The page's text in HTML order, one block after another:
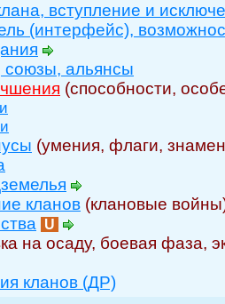
вступление и
(интерфейс),
союзы, альянсы
(способности,
(умения, флаги,
кланов (клановые
U
на осаду, боевая фаза,
кланов (ДР)